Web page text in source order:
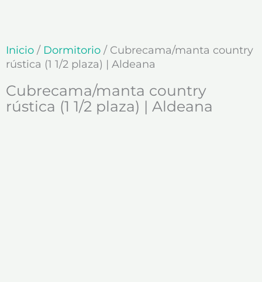
Inicio / Dormitorio / Cubrecama/manta country
rústica (1 1/2 plaza) | Aldeana
Cubrecama/manta country
rústica (1 1/2 plaza) | Aldeana